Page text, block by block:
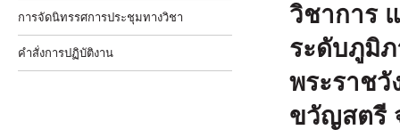
วิชาการ
ระดับภูมิ
พระราชวั
ขวัญสตรี
การจัดนิทรรศการประชุมทางวิชา
คำสั่งการปฏิบัติงาน